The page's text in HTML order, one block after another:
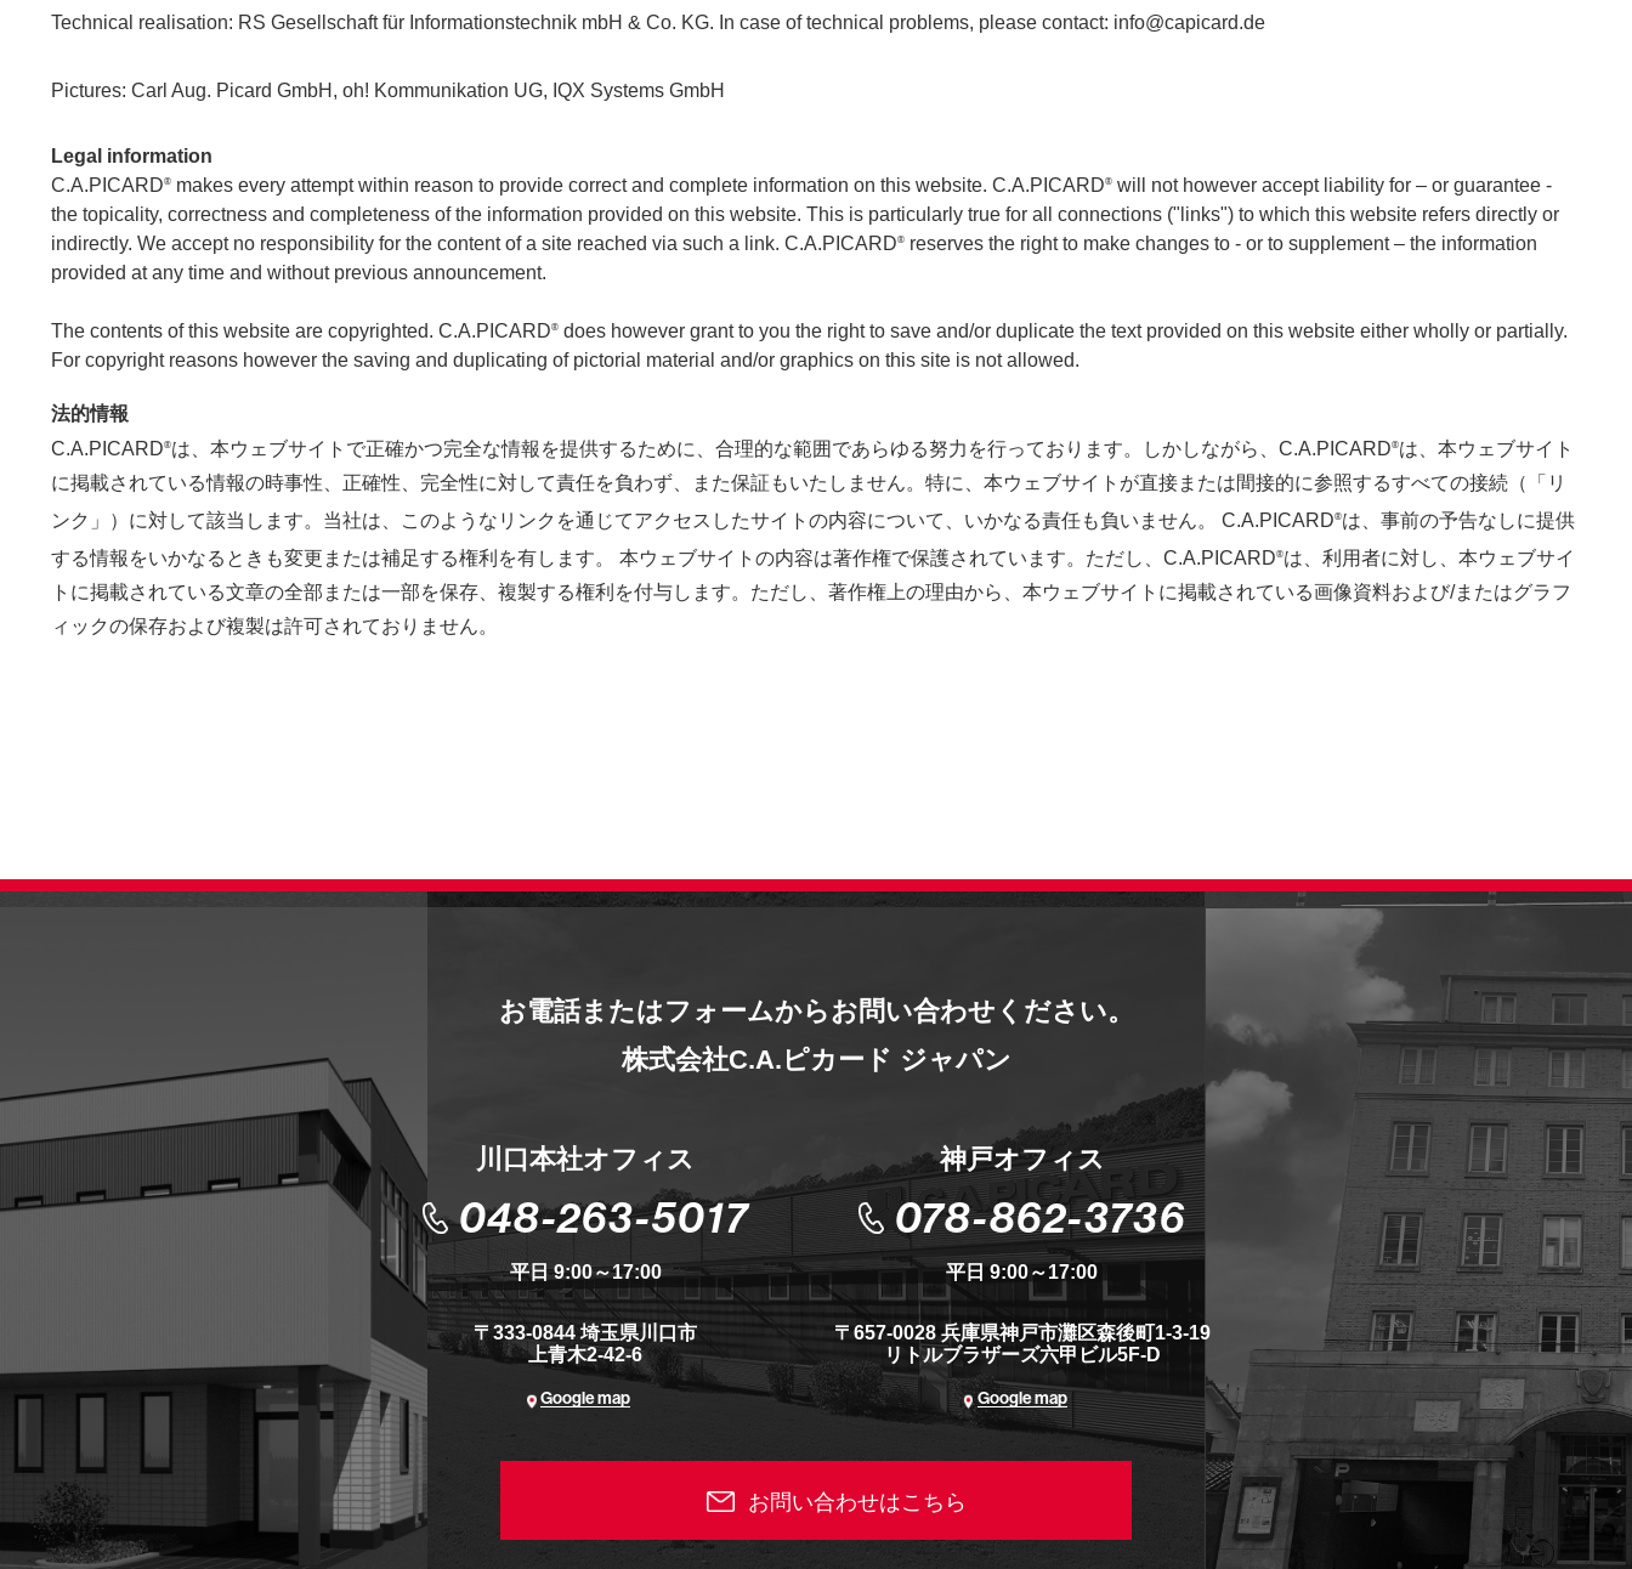
Technical realisation: RS Gesellschaft für Informationstechnik mbH & Co. KG. In case of technical problems, please contact: info@capicard.de
Pictures: Carl Aug. Picard GmbH, oh! Kommunikation UG, IQX Systems GmbH
Legal information
C.A.PICARD® makes every attempt within reason to provide correct and complete information on this website. C.A.PICARD® will not however accept liability for – or guarantee -
the topicality, correctness and completeness of the information provided on this website. This is particularly true for all connections ("links") to which this website refers directly or
indirectly. We accept no responsibility for the content of a site reached via such a link. C.A.PICARD® reserves the right to make changes to - or to supplement – the information
provided at any time and without previous announcement.
The contents of this website are copyrighted. C.A.PICARD® does however grant to you the right to save and/or duplicate the text provided on this website either wholly or partially.
For copyright reasons however the saving and duplicating of pictorial material and/or graphics on this site is not allowed.
法的情報
C.A.PICARD®は、本ウェブサイトで正確かつ完全な情報を提供するために、合理的な範囲であらゆる努力を行っております。しかしながら、C.A.PICARD®は、本ウェブサイト
に掲載されている情報の時事性、正確性、完全性に対して責任を負わず、また保証もいたしません。特に、本ウェブサイトが直接または間接的に参照するすべての接続（「リ
ンク」）に対して該当します。当社は、このようなリンクを通じてアクセスしたサイトの内容について、いかなる責任も負いません。 C.A.PICARD®は、事前の予告なしに提供
する情報をいかなるときも変更または補足する権利を有します。 本ウェブサイトの内容は著作権で保護されています。ただし、C.A.PICARD®は、利用者に対し、本ウェブサイ
トに掲載されている文章の全部または一部を保存、複製する権利を付与します。ただし、著作権上の理由から、本ウェブサイトに掲載されている画像資料および/またはグラフ
ィックの保存および複製は許可されておりません。
お電話またはフォームからお問い合わせください。
株式会社C.A.ピカード ジャパン
川口本社オフィス
048-263-5017
平日 9:00～17:00
〒333-0844 埼玉県川口市
上青木2-42-6
Google map
神戸オフィス
078-862-3736
平日 9:00～17:00
〒657-0028 兵庫県神戸市灘区森後町1-3-19
リトルブラザーズ六甲ビル5F-D
Google map
お問い合わせはこちら